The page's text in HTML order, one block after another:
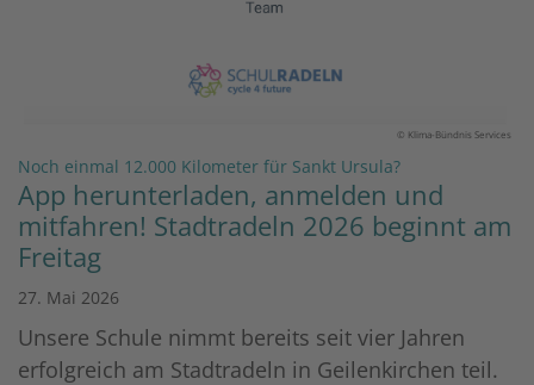
© Klima-Bündnis Services
Noch einmal 12.000 Kilometer für Sankt Ursula?:
App herunterladen, anmelden und
mitfahren! Stadtradeln 2026 beginnt am
Freitag
27. Mai 2026
Unsere Schule nimmt bereits seit vier Jahren
erfolgreich am Stadtradeln in Geilenkirchen teil.